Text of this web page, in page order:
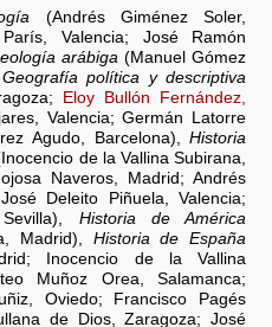
(Andrés Giménez Soler,
Valencia; José Ramón
arábiga(Manuel Gómez
Geografía política y descriptiva
Eloy Bullón Fernández,
Valencia; Germán Latorre
Agudo, Barcelona),Historia
de la Vallina Subirana,
Naveros, Madrid; Andrés
Deleito Piñuela, Valencia;
Historia de América
Madrid), Historia de España
Inocencio de la Vallina
Muñoz Orea, Salamanca;
Oviedo; Francisco Pagés
de Dios, Zaragoza; José